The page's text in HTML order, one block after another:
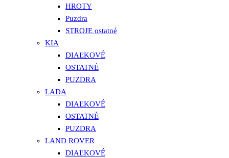
HROTY
Puzdra
STROJE ostatné
KIA
DIAĽKOVÉ
OSTATNÉ
PUZDRA
LADA
DIAĽKOVÉ
OSTATNÉ
PUZDRA
LAND ROVER
DIAĽKOVÉ